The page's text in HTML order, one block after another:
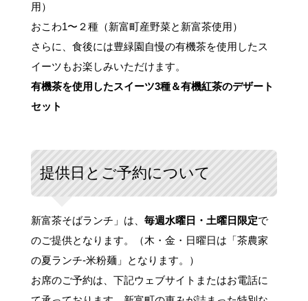
用）
おこわ1〜２種（新富町産野菜と新富茶使用）
さらに、食後には豊緑園自慢の有機茶を使用したス
イーツもお楽しみいただけます。
有機茶を使用したスイーツ3種＆有機紅茶のデザート
セット
提供日とご予約について
新富茶そばランチ」は、 毎週水曜日・土曜日限定で
のご提供となります。（木・金・日曜日は「茶農家
の夏ランチ-米粉麺」となります。）
お席のご予約は、下記ウェブサイトまたはお電話に